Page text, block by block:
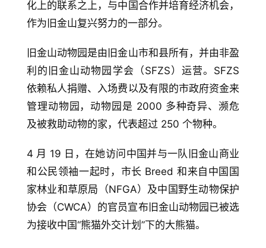
化上的联系之上，与中国合作并培育经济机会，
作为旧金山复兴努力的一部分。
旧金山动物园是由旧金山市和县所有，并由非盈
利的旧金山动物园学会（SFZS）运营。SFZS
依赖私人捐赠、入场费以及有限的市政府资金来
管理动物园，动物园是 2000 多种奇异、濒危
及被救助动物的家，代表超过 250 个物种。
4 月 19 日，在她访问中国并与一队旧金山商业
和公民领袖一起时，市长 Breed 和来自中国国
家林业和草原局（NFGA）及中国野生动物保护
协会（CWCA）的官员宣布旧金山动物园已被选
为接收中国“熊猫外交计划”下的大熊猫。